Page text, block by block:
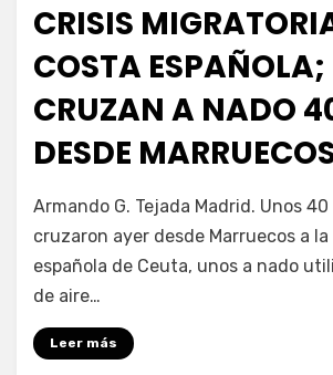
CRISIS
COSTA ESPAÑOLA;
CRUZAN A NADO
DESDE
Fernando Miranda Servín
Armando G. Tejada Madrid. Unos
cruzaron ayer desde Marruecos a
española de Ceuta, unos a nado
de aire…
Leer más